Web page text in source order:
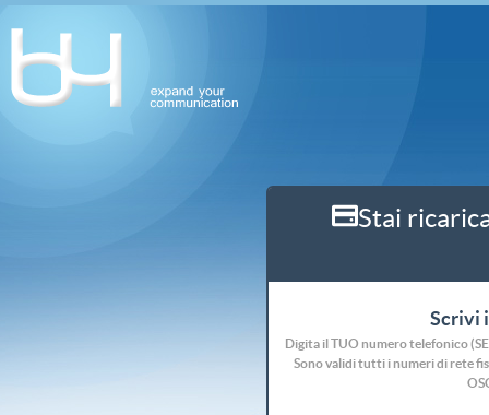
Stai
Scrivi
Digita il TUO numero telefonico
Sono validi tutti i numeri di rete